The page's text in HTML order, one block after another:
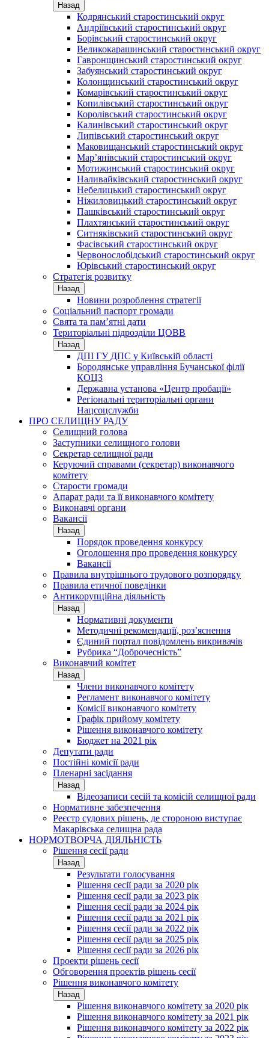
Назад
Кодрянський старостинський округ
Андріївський старостинський округ
Борівський старостинський округ
Великокарашинський старостинський округ
Гавронщинський старостинський округ
Забуянський старостинський округ
Колонщинський старостинський округ
Комарівський старостинський округ
Копилівський старостинський округ
Королівський старостинський округ
Калинівський старостинський округ
Липівський старостинський округ
Маковищанський старостинський округ
Мар’янівський старостинський округ
Мотижинський старостинський округ
Наливайківський старостинський округ
Небелицький старостинський округ
Ніжиловицький старостинський округ
Пашківський старостинський округ
Плахтянський старостинський округ
Ситняківський старостинський округ
Фасівський старостинський округ
Червонослобідський старостинський округ
Юрівський старостинський округ
Стратегія розвитку
Назад
Новини розроблення стратегії
Соціальний паспорт громади
Свята та пам’ятні дати
Територіальні підрозділи ЦОВВ
Назад
ДПІ ГУ ДПС у Київській області
Бородянське управління Бучанської філії
КОЦЗ
Державна установа «Центр пробації»
Регіональні територіальні органи
Нацсоцслужби
ПРО СЕЛИЩНУ РАДУ
Селищний голова
Заступники селищного голови
Секретар селищної ради
Керуючий справами (секретар) виконавчого
комітету
Старости громади
Апарат ради та її виконавчого комітету
Виконавчі органи
Вакансії
Назад
Порядок проведення конкурсу
Оголошення про проведення конкурсу
Вакансії
Правила внутрішнього трудового розпорядку
Правила етичної поведінки
Антикорупційна діяльність
Назад
Нормативні документи
Методичні рекомендації, роз’яснення
Єдиний портал повідомлень викривачів
Рубрика “Доброчесність”
Виконавчий комітет
Назад
Члени виконавчого комітету
Регламент виконавчого комітету
Комісії виконавчого комітету
Графік прийому комітету
Рішення виконавчого комітету
Бюджет на 2021 рік
Депутати ради
Постійні комісії ради
Пленарні засідання
Назад
Відеозаписи сесій та комісій селищної ради
Нормативне забезпечення
Реєстр судових рішень, де стороною виступає
Макарівська селищна рада
НОРМОТВОРЧА ДІЯЛЬНІСТЬ
Рішення сесії ради
Назад
Результати голосування
Рішення сесії ради за 2020 рік
Рішення сесії ради за 2023 рік
Рішення сесії ради за 2024 рік
Рішення сесії ради за 2021 рік
Рішення сесії ради за 2022 рік
Рішення сесії ради за 2025 рік
Рішення сесії ради за 2026 рік
Проекти рішень сесії
Обговорення проектів рішень сесії
Рішення виконавчого комітету
Назад
Рішення виконавчого комітету за 2020 рік
Рішення виконавчого комітету за 2021 рік
Рішення виконавчого комітету за 2022 рік